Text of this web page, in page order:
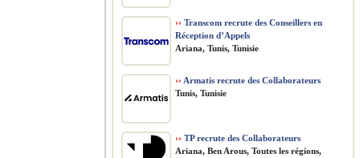
›› Transcom recrute des Conseillers en
Réception d’Appels
Ariana, Tunis, Tunisie
›› Armatis recrute des Collaborateurs
Tunis, Tunisie
›› TP recrute des Collaborateurs
Ariana, Ben Arous, Toutes les régions,